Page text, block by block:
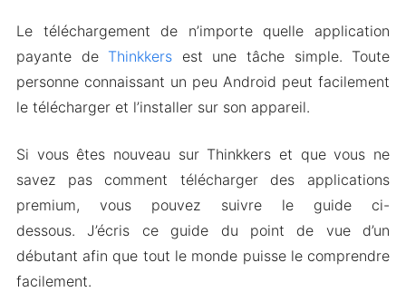
Le téléchargement de n’importe quelle application
payante deThinkkers est une tâche simple. Toute
personne connaissant un peu Android peut facilement
le télécharger et l’installer sur son appareil.
Si vous êtes nouveau sur Thinkkers et que vous ne
savez pas comment télécharger des applications
premium, vous pouvez suivre le guide ci-
dessous. J’écris ce guide du point de vue d’un
débutant afin que tout le monde puisse le comprendre
facilement.